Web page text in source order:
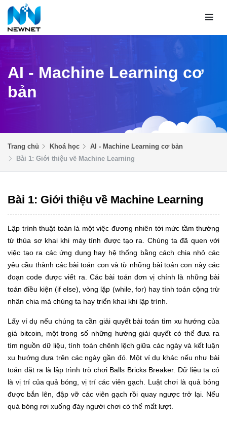
AI - Machine Learning cơ
bản
Trang chủ Khoá học
AI - Machine Learning cơ bản
Bài 1: Giới thiệu về Machine Learning
Bài 1: Giới thiệu về Machine Learning
Lập trình thuật toán là một việc đương nhiên tới mức tầm thường
từ thủa sơ khai khi máy tính được tạo ra. Chúng ta đã quen với
việc tạo ra các ứng dụng hay hệ thống bằng cách chia nhỏ các
yêu cầu thành các bài toán con và từ những bài toán con này các
đoạn code được viết ra. Các bài toán đơn vị chính là những bài
toán điều kiện (if else), vòng lặp (while, for) hay tính toán cộng trừ
nhân chia mà chúng ta hay triển khai khi lập trình.
Lấy ví dụ nếu chúng ta cần giải quyết bài toán tìm xu hướng của
giá bitcoin, một trong số những hướng giải quyết có thể đưa ra
tìm nguồn dữ liệu, tính toán chênh lệch giữa các ngày và kết luận
xu hướng dựa trên các ngày gần đó. Một ví dụ khác nếu như bài
toán đặt ra là lập trình trò chơi Balls Bricks Breaker. Dữ liệu ta có
là vị trí của quả bóng, vị trí các viên gạch. Luật chơi là quả bóng
được bắn lên, đập vỡ các viên gạch rồi quay ngược trở lại. Nếu
quả bóng rơi xuống đáy người chơi có thể mất lượt.